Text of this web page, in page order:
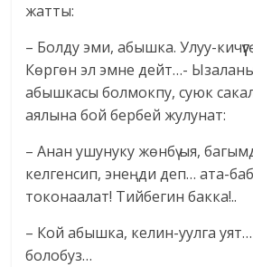
жатты:
– Болду эми, абышка. Улуу-
Көргөн эл эмне дейт…-
абышкасы болмокпу, суюк
аялына бой бербей жулунат:
– Анан ушунуку жөнбү ыя,
келгенсип, энеңди деп… ата-
токонаалат! Тийбегин бакка!..
– Кой абышка, келин-уулга
болобуз…